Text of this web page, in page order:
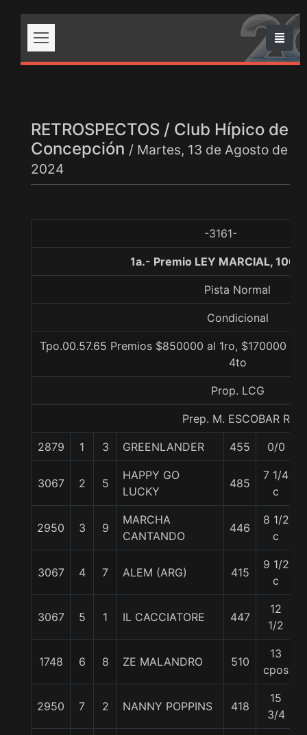
RETROSPECTOS / Club Hípico de
Concepción / Martes, 13 de Agosto de
2024
-3161-
1a.- Premio LEY MARCIAL,
Pista Normal
Condicional
Tpo.00.57.65 Premios $850000 al 1ro, $170000
4to
Prop. LCG
Prep. M. ESCOBAR R.
2879 1 3 GREENLANDER 455 0/0
3067 2 5
HAPPY GO
LUCKY
485
7 1/4
c
2950 3 9
MARCHA
CANTANDO
446
8 1/2
c
3067 4 7 ALEM (ARG) 415
9 1/2
c
3067 5 1 IL CACCIATORE 447
12
1/2
1748 6 8 ZE MALANDRO 510
13
cpos
2950 7 2 NANNY POPPINS 418
15
3/4